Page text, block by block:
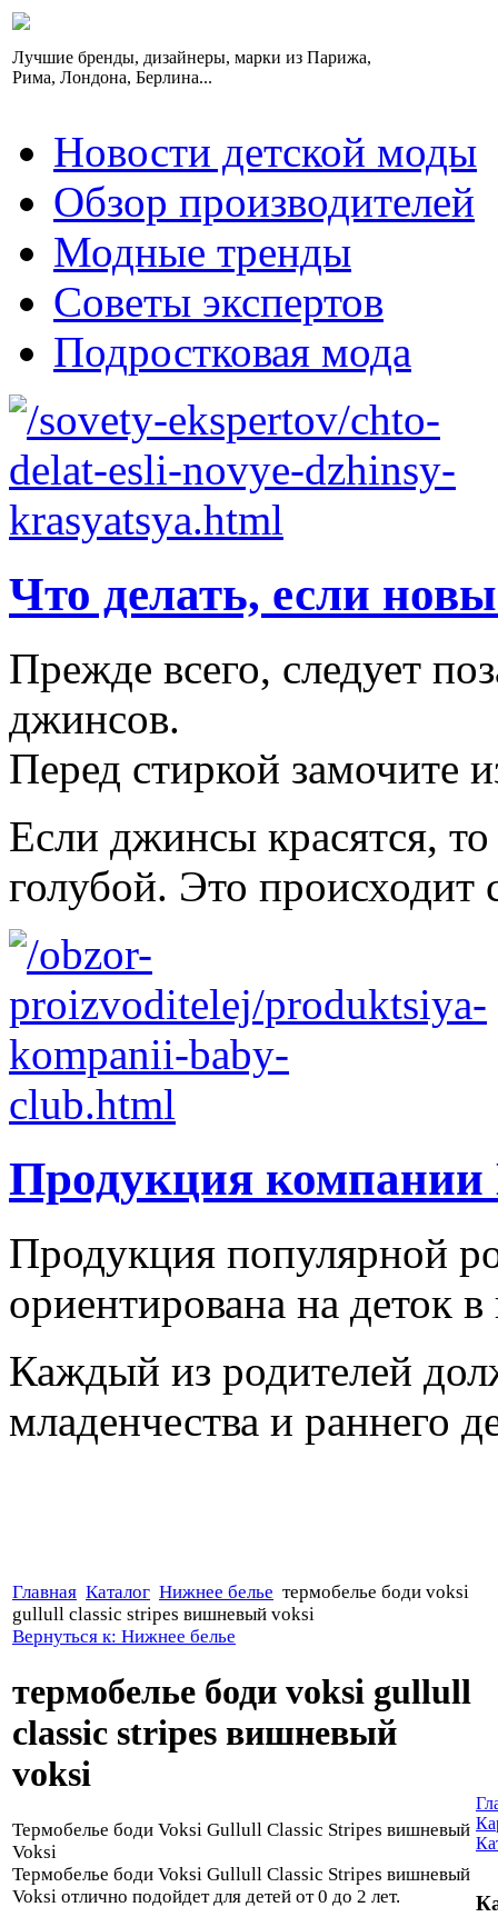
Лучшие бренды, дизайнеры, марки из Парижа,
Рима, Лондона, Берлина...
Новости детской моды
Обзор производителей
Модные тренды
Советы экспертов
Подростковая мода
Что делать, если
Прежде всего, следует
джинсов.
Перед стиркой замочите
Если джинсы красятся,
голубой. Это происходит
Продукция компании
Продукция популярной
ориентирована на деток в
Каждый из родителей
младенчества и раннего
Главная Каталог Нижнее белье термобелье боди voksi
gullull classic stripes вишневый voksi
Вернуться к: Нижнее белье
термобелье боди voksi gullull
classic stripes вишневый
voksi
Термобелье боди Voksi Gullull Classic Stripes вишневый
Voksi
Термобелье боди Voksi Gullull Classic Stripes вишневый
Voksi отлично подойдет для детей от 0 до 2 лет.